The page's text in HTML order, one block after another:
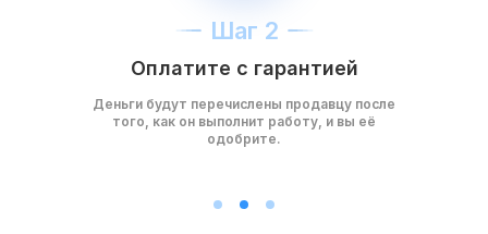
Шаг 2
Оплатите с гарантией
Деньги будут перечислены продавцу после
того, как он выполнит работу, и вы её
одобрите.